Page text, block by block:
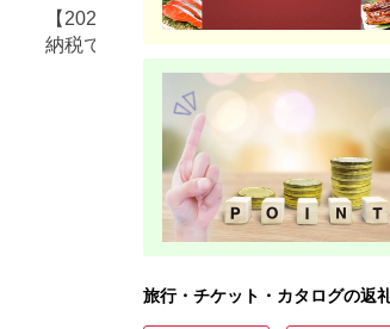
【2026年最新版】ふるさと
納税でディズニー返礼品は
もらえる？ホテル・チケッ
ト・公式グッズを徹底解説
ふる
で30万
すめ返
旅行・チケット・カタログの返